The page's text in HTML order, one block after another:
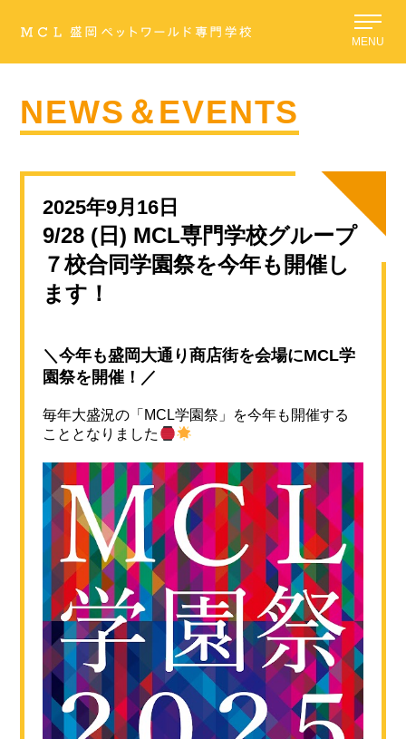
MENU
NEWS＆EVENTS
2025年9月16日
9/28 (日) MCL専門学校グループ
７校合同学園祭を今年も開催し
ます！
＼今年も盛岡大通り商店街を会場にMCL学
園祭を開催！／
毎年大盛況の「MCL学園祭」を今年も開催する
こととなりました